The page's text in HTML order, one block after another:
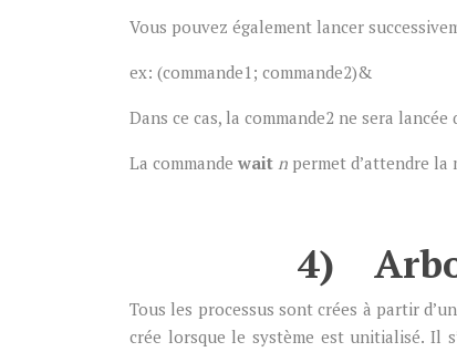
Vous pouvez également lancer
ex: (commande1; commande2)&
Dans ce cas, la commande2 ne sera
La commande wait n permet d’attendre la
4)
Tous les processus sont crées à partir
crée lorsque le système est unitialisé. Il